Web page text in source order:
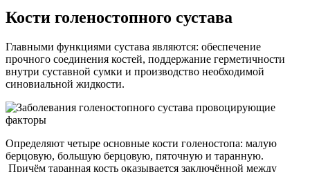
Кости голеностопного сустава
Главными функциями сустава являются: обеспечение
прочного соединения костей, поддержание герметичности
внутри суставной сумки и производство необходимой
синовиальной жидкости.
Определяют четыре основные кости голеностопа: малую
берцовую, большую берцовую, пяточную и таранную.
Причём таранная кость оказывается заключённой между